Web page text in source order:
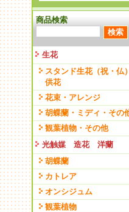
商品検索
生花
スタンド生花（祝・仏
供花
花束・アレンジ
胡蝶蘭・ミディ・その
観葉植物・その他
光触媒 造花 洋蘭
胡蝶蘭
カトレア
オンシジュム
観葉植物